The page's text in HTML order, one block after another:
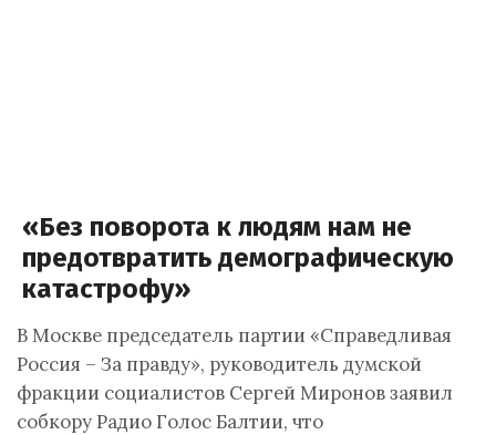
«Без поворота к людям нам не
предотвратить демографическую
катастрофу»
В Москве председатель партии «Справедливая
Россия – За правду», руководитель думской
фракции социалистов Сергей Миронов заявил
собкору Радио Голос Балтии, что